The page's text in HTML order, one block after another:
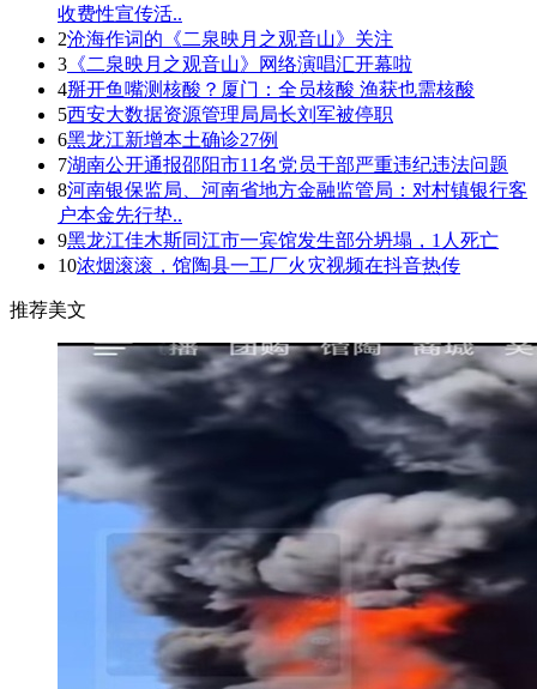
收费性宣传活..
2沧海作词的《二泉映月之观音山》关注
3 《二泉映月之观音山》网络演唱汇开幕啦
4掰开鱼嘴测核酸？厦门：全员核酸 渔获也需核酸
5西安大数据资源管理局局长刘军被停职
6黑龙江新增本土确诊27例
7湖南公开通报邵阳市11名党员干部严重违纪违法问题
8河南银保监局、河南省地方金融监管局：对村镇银行客
户本金先行垫..
9黑龙江佳木斯同江市一宾馆发生部分坍塌，1人死亡
10浓烟滚滚，馆陶县一工厂火灾视频在抖音热传
推荐美文